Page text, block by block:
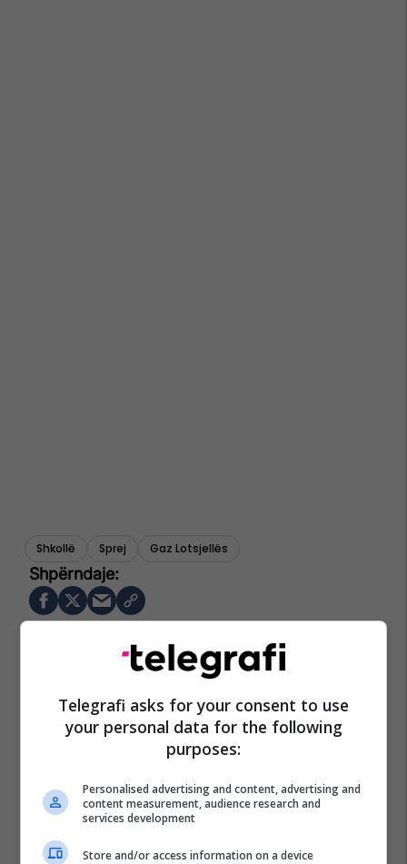
Shkollë Sprej Gaz Lotsjellës
Telegrafi asks for your consent to use
your personal data for the following
purposes:
Personalised advertising and content, advertising and
content measurement, audience research and
services development
Store and/or access information on a device